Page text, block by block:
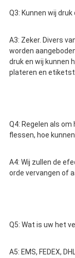
Q3: Kunnen wij
A3: Zeker. Divers
worden
druk en wij kunnen
plateren en
Q4: Regelen als
flessen, hoe
A4: Wij zullen de
orde vervangen of
Q5: Wat is uw het
A5: EMS, FEDEX,